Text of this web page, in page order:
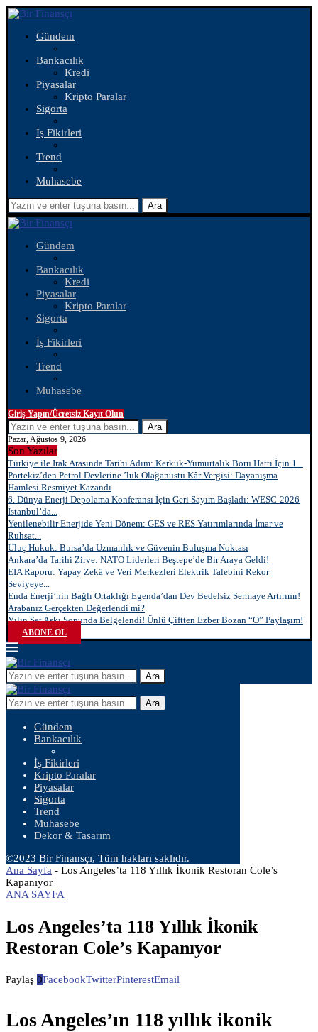
Gündem
Bankacılık
Kredi
Piyasalar
Kripto Paralar
Sigorta
İş Fikirleri
Trend
Muhasebe
Ara
Gündem
Bankacılık
Kredi
Piyasalar
Kripto Paralar
Sigorta
İş Fikirleri
Trend
Muhasebe
Giriş Yapın/Ücretsiz Kayıt Olun
Ara
Pazar, Ağustos 9, 2026
Son Yazılar
Türkiye ile Irak Arasında Tarihi Adım: Kerkük-Yumurtalık Boru Hattı İçin 1...
Portekiz’den Petrol Devlerine ’lük Olağanüstü Kâr Vergisi: Dayanışma
Hamlesi Resmiyet Kazandı
6. Dünya Enerji Depolama Konferansı İçin Geri Sayım Başladı: WESC-2026
İstanbul’da...
Yenilenebilir Enerjide Yeni Dönem: GES ve RES Yatırımlarında İmar ve
Ruhsat...
Uluç Hukuk: Bursa’da Uzmanlık ve Güvenin Buluşma Noktası
Ankara’da Tarihi Zirve: NATO Liderleri Beştepe’de Bir Araya Geldi!
EIA Raporu: Yapay Zekâ ve Veri Merkezleri Elektrik Talebini Rekor
Seviyeye...
Enda Enerji’nin Bağlı Ortaklığı Egenda’dan Dev Bedelsiz Sermaye Artırımı!
Arabanız Gerçekten Değerlendi mi?
Yılın Set Aşkı Sonunda Belgelendi! Ünlü Çiftten Ezber Bozan “O” Paylaşım!
ABONE OL
Ara
Ara
Gündem
Bankacılık
İş Fikirleri
Kripto Paralar
Piyasalar
Sigorta
Trend
Muhasebe
Dekor & Tasarım
©2023 Bir Finansçı, Tüm hakları saklıdır.
Ana Sayfa - Los Angeles’ta 118 Yıllık İkonik Restoran Cole’s
Kapanıyor
ANA SAYFA
Los Angeles’ta 118 Yıllık İkonik
Restoran Cole’s Kapanıyor
Paylaş 0FacebookTwitterPinterestEmail
Los Angeles’ın 118 yıllık ikonik